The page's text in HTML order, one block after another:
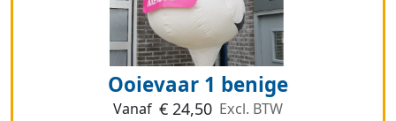
Ooievaar 1 benige
Vanaf € 24,50 Excl. BTW